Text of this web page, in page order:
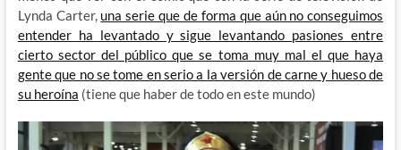
Lynda Carter, una serie que de forma que aún no conseguimos
entender ha levantado y sigue levantando pasiones entre
cierto sector del público que se toma muy mal el que haya
gente que no se tome en serio a la versión de carne y hueso de
su heroína (tiene que haber de todo en este mundo)